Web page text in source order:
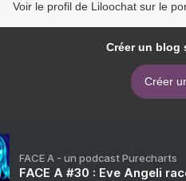
Voir le profil de Liloochat sur le
Créer un blog
Créer
FACE A - un podcast Purecharts
FACE A #30 : Eve Angeli